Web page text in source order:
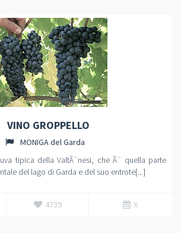
VINO GROPPELLO
MONIGA del Garda
tipica della ValtÃ¨nesi, che Ã¨ quella parte
del lago di Garda e del suo entrote[...]
4739 X